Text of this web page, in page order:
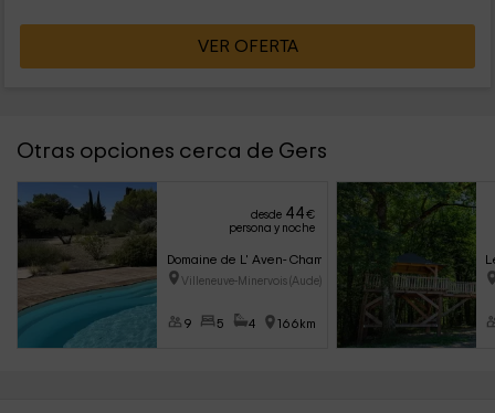
VER OFERTA
Otras opciones cerca de Gers
desde 44€
persona y noche
Domaine de L' Aven- Chambres
Villeneuve-Minervois (Aude)
9 5 4 166km